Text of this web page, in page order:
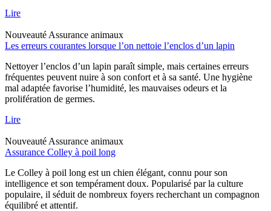
Lire
Nouveauté Assurance animaux
Les erreurs courantes lorsque l’on nettoie l’enclos d’un lapin
Nettoyer l’enclos d’un lapin paraît simple, mais certaines erreurs
fréquentes peuvent nuire à son confort et à sa santé. Une hygiène
mal adaptée favorise l’humidité, les mauvaises odeurs et la
prolifération de germes.
Lire
Nouveauté Assurance animaux
Assurance Colley à poil long
Le Colley à poil long est un chien élégant, connu pour son
intelligence et son tempérament doux. Popularisé par la culture
populaire, il séduit de nombreux foyers recherchant un compagnon
équilibré et attentif.